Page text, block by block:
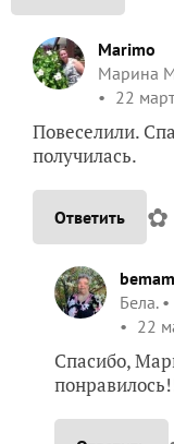
Marimo
Марина
22
Повеселили.
получилась.
Ответить ✿
bemam
Бела.
22
Спасибо,